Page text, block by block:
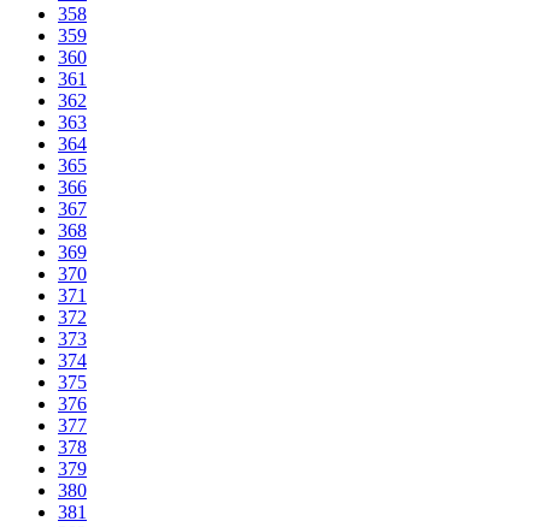
358
359
360
361
362
363
364
365
366
367
368
369
370
371
372
373
374
375
376
377
378
379
380
381